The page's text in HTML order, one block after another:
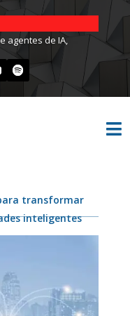
agentes de IA,

transformar
inteligentes